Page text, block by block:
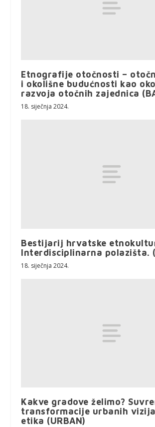
Etnografije otočnosti –
i okolišne budućnosti kao
razvoja otočnih zajednica
18. siječnja 2024.
Bestijarij hrvatske
Interdisciplinarna polazišta.
18. siječnja 2024.
Kakve gradove želimo?
transformacije urbanih
etika (URBAN)